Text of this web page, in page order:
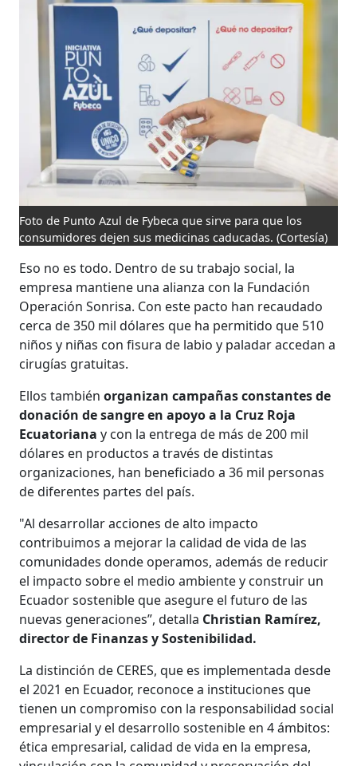
Foto de Punto Azul de Fybeca que sirve para que los
consumidores dejen sus medicinas caducadas. (Cortesía)
Eso no es todo. Dentro de su trabajo social, la
empresa mantiene una alianza con la Fundación
Operación Sonrisa. Con este pacto han recaudado
cerca de 350 mil dólares que ha permitido que 510
niños y niñas con fisura de labio y paladar accedan a
cirugías gratuitas.
Ellos tambiénorganizan campañas constantes de
donación de sangre en apoyo a la Cruz Roja
Ecuatorianay con la entrega de más de 200 mil
dólares en productos a través de distintas
organizaciones, han beneficiado a 36 mil personas
de diferentes partes del país.
"Al desarrollar acciones de alto impacto
contribuimos a mejorar la calidad de vida de las
comunidades donde operamos, además de reducir
el impacto sobre el medio ambiente y construir un
Ecuador sostenible que asegure el futuro de las
nuevas generaciones”, detalla Christian Ramírez,
director de Finanzas y Sostenibilidad.
La distinción de CERES, que es implementada desde
el 2021 en Ecuador, reconoce a instituciones que
tienen un compromiso con la responsabilidad social
empresarial y el desarrollo sostenible en 4 ámbitos:
ética empresarial, calidad de vida en la empresa,